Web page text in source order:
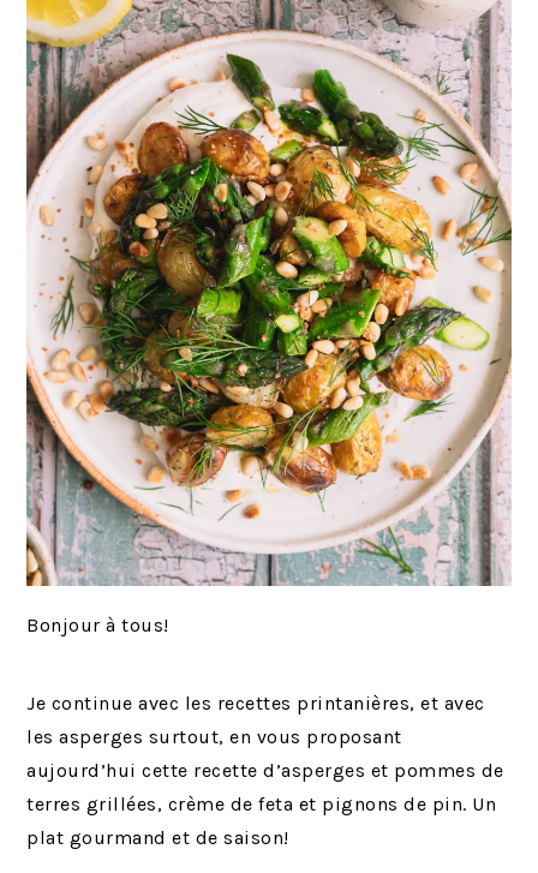
Bonjour à tous!
Je continue avec les recettes printanières, et avec
les asperges surtout, en vous proposant
aujourd’hui cette recette d’asperges et pommes de
terres grillées, crème de feta et pignons de pin. Un
plat gourmand et de saison!